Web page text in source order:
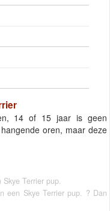
14 of 15 jaar is geen
oren, maar deze
Terrier pup.
een Skye Terrier pup. ? Dan